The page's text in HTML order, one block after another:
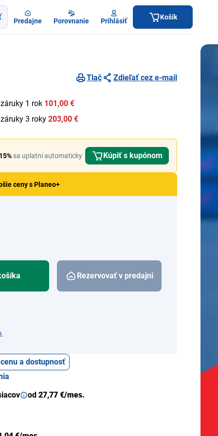
Predajne Porovnanie Prihlásiť Košík
Tlač
Zdieľať cez e-mail
1 rok 101,00 €
3 roky 203,00 €
sa uplatní automaticky Kúpiť s kupónom
ceny s Planeo+
Rezervovať v predajni
a dostupnosť
od 27,77 €/mes.